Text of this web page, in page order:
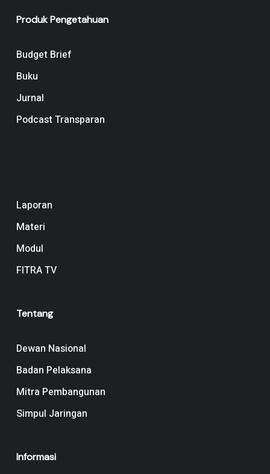
Produk Pengetahuan
Budget Brief
Buku
Jurnal
Podcast Transparan
Laporan
Materi
Modul
FITRA TV
Tentang
Dewan Nasional
Badan Pelaksana
Mitra Pembangunan
Simpul Jaringan
Informasi